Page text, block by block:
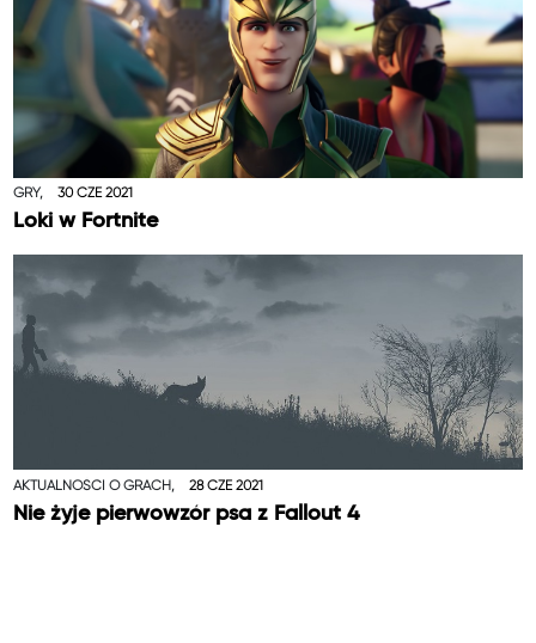
GRY, 30 CZE 2021
Loki w Fortnite
AKTUALNOŚCI O GRACH, 28 CZE 2021
Nie żyje pierwowzór psa z Fallout 4